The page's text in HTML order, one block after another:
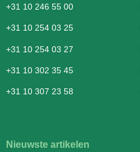
+31 10 246 55 00
+31 10 254 03 25
+31 10 254 03 27
+31 10 302 35 45
+31 10 307 23 58
Nieuwste artikelen